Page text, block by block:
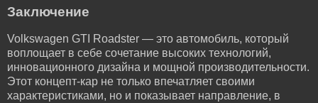
Заключение
Volkswagen GTI Roadster — это автомобиль, который
воплощает в себе сочетание высоких технологий,
инновационного дизайна и мощной производительности.
Этот концепт-кар не только впечатляет своими
характеристиками, но и показывает направление, в